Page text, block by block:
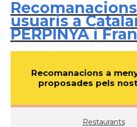
usuaris a
PERPINYA i
Recomanacions a
proposades pels
Restaurants